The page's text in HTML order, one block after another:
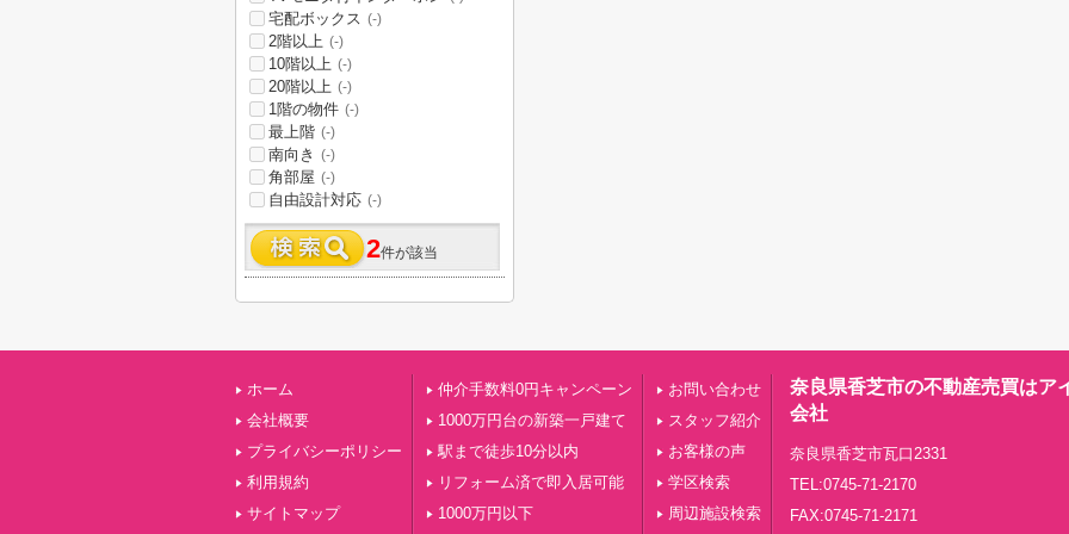
宅配ボックス (-)
2階以上 (-)
10階以上 (-)
20階以上 (-)
1階の物件 (-)
最上階 (-)
南向き (-)
角部屋 (-)
自由設計対応 (-)
2件が該当
ホーム
会社概要
プライバシーポリシー
利用規約
サイトマップ
仲介手数料0円キャンペーン
1000万円台の新築一戸建て
駅まで徒歩10分以内
リフォーム済で即入居可能
1000万円以下
お問い合わせ
スタッフ紹介
お客様の声
学区検索
周辺施設検索
奈良県香芝市の不動産売買はア
会社
奈良県香芝市瓦口2331
TEL:0745-71-2170
FAX:0745-71-2171